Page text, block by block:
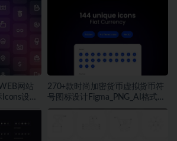
网站
设计
素材
270+款时尚加密货币虚拟货币符
号图标设计Figma_PNG_AI格式素
材